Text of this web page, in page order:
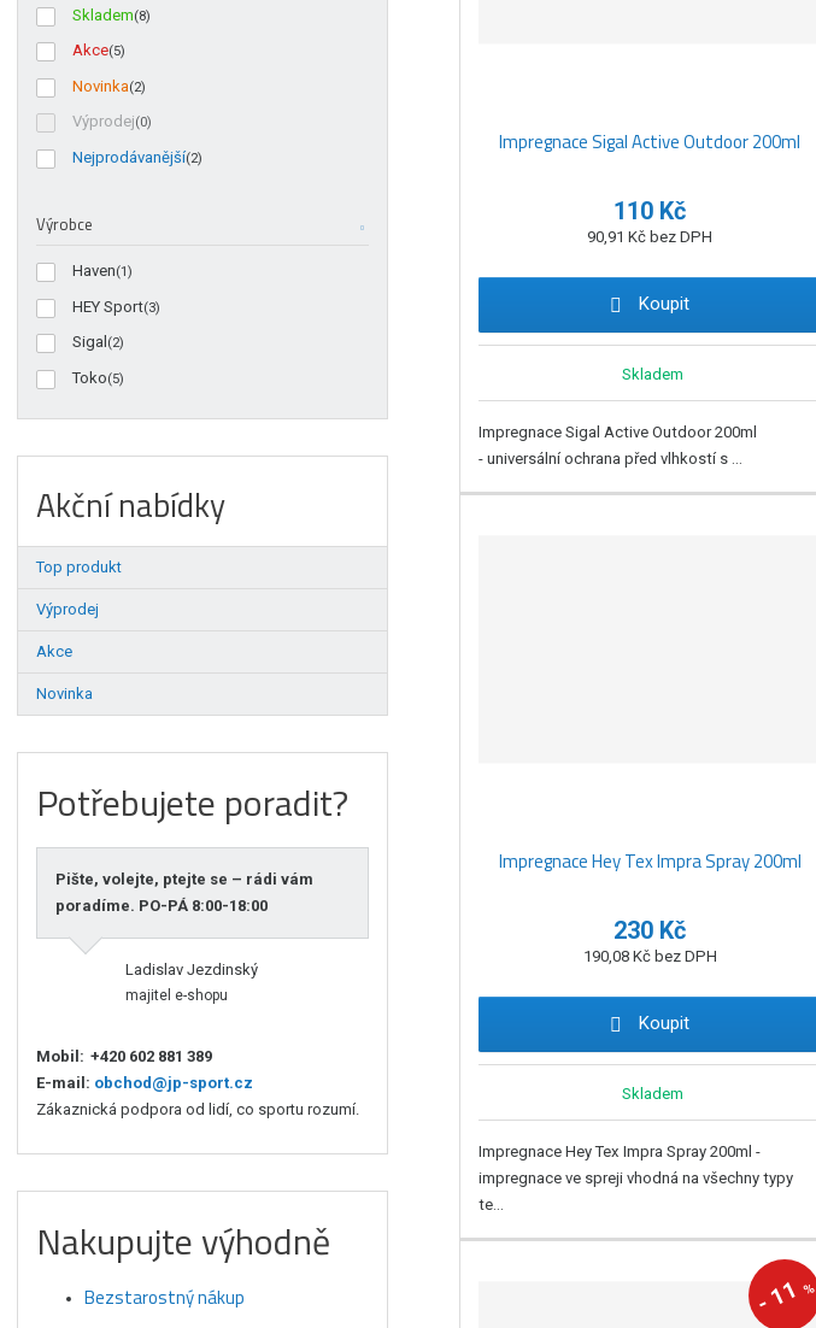
Impregnace Sigal Active Outdoor 200ml
110 Kč
90,91 Kč bez DPH
Koupit
Skladem
Impregnace Sigal Active Outdoor 200ml
- universální ochrana před vlhkostí s ...
Impregnace Hey Tex Impra Spray 200ml
230 Kč
190,08 Kč bez DPH
Koupit
Skladem
Impregnace Hey Tex Impra Spray 200ml -
impregnace ve spreji vhodná na všechny typy
te...
-
11%
Skladem(8)
Akce(5)
Novinka(2)
Výprodej(0)
Nejprodávanější(2)
Výrobce
Haven(1)
HEY Sport(3)
Sigal (2)
Toko(5)
Akční nabídky
Top produkt
Výprodej
Akce
Novinka
Potřebujete poradit?
Pište, volejte, ptejte se – rádi vám
poradíme. PO-PÁ 8:00-18:00
Ladislav Jezdinský
majitel e-shopu
Mobil: +420 602 881 389
E-mail: obchod@jp-sport.cz
Zákaznická podpora od lidí, co sportu rozumí.
Nakupujte výhodně
Bezstarostný nákup